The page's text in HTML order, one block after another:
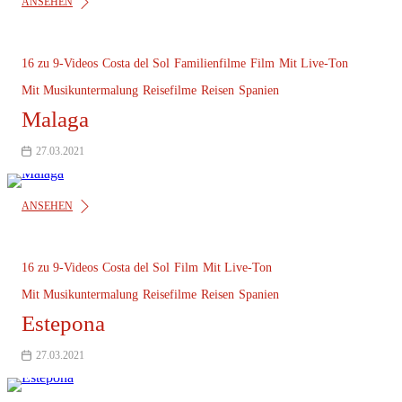
16 zu 9-Videos Costa del Sol Familienfilme Film Mit Live-Ton
Mit Musikuntermalung Reisefilme Reisen Spanien
Malaga
27.03.2021
ANSEHEN
16 zu 9-Videos Costa del Sol Film Mit Live-Ton
Mit Musikuntermalung Reisefilme Reisen Spanien
Estepona
27.03.2021